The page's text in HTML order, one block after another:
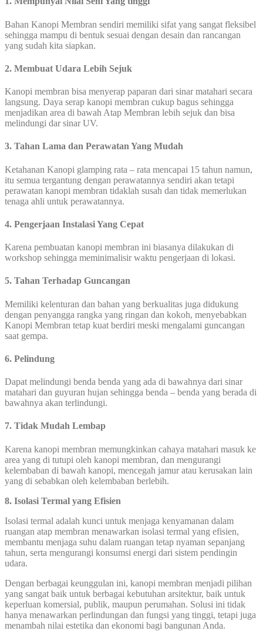
Bahan Kanopi Membran sendiri memiliki sifat yang sangat fleksibel
sehingga mampu di bentuk sesuai dengan desain dan rancangan
yang sudah kita siapkan.
2. Membuat Udara Lebih Sejuk
Kanopi membran bisa menyerap paparan dari sinar matahari secara
langsung. Daya serap kanopi membran cukup bagus sehingga
menjadikan area di bawah Atap Membran lebih sejuk dan bisa
melindungi dar sinar UV.
3. Tahan Lama dan Perawatan Yang Mudah
Ketahanan Kanopi glamping rata – rata mencapai 15 tahun namun,
itu semua tergantung dengan perawatannya sendiri akan tetapi
perawatan kanopi membran tidaklah susah dan tidak memerlukan
tenaga ahli untuk perawatannya.
4. Pengerjaan Instalasi Yang Cepat
Karena pembuatan kanopi membran ini biasanya dilakukan di
workshop sehingga meminimalisir waktu pengerjaan di lokasi.
5. Tahan Terhadap Guncangan
Memiliki kelenturan dan bahan yang berkualitas juga didukung
dengan penyangga rangka yang ringan dan kokoh, menyebabkan
Kanopi Membran tetap kuat berdiri meski mengalami guncangan
saat gempa.
6. Pelindung
Dapat melindungi benda benda yang ada di bawahnya dari sinar
matahari dan guyuran hujan sehingga benda – benda yang berada di
bawahnya akan terlindungi.
7. Tidak Mudah Lembap
Karena kanopi membran memungkinkan cahaya matahari masuk ke
area yang di tutupi oleh kanopi membran, dan mengurangi
kelembaban di bawah kanopi, mencegah jamur atau kerusakan lain
yang di sebabkan oleh kelembaban berlebih.
8. Isolasi Termal yang Efisien
Isolasi termal adalah kunci untuk menjaga kenyamanan dalam
ruangan atap membran menawarkan isolasi termal yang efisien,
membantu menjaga suhu dalam ruangan tetap nyaman sepanjang
tahun, serta mengurangi konsumsi energi dari sistem pendingin
udara.
Dengan berbagai keunggulan ini, kanopi membran menjadi pilihan
yang sangat baik untuk berbagai kebutuhan arsitektur, baik untuk
keperluan komersial, publik, maupun perumahan. Solusi ini tidak
hanya menawarkan perlindungan dan fungsi yang tinggi, tetapi juga
menambah nilai estetika dan ekonomi bagi bangunan Anda.